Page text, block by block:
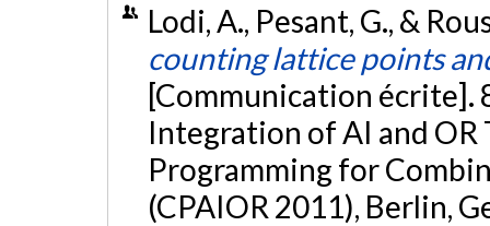
Lodi, A., Pesant, G., &
counting lattice points
[Communication
Integration of AI and
Programming for
(CPAIOR 2011), Berlin,